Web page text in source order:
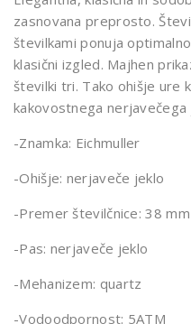
zasnovana preprosto.
številkami ponuja
klasični izgled. Majhen
številki tri. Tako ohišje ure
kakovostnega nerjavečega
-Znamka: Eichmuller
-Ohišje: nerjaveče jeklo
-Premer številčnice: 38 mm
-Pas: nerjaveče jeklo
-Mehanizem: quartz
-Vodoodpornost: 5ATM